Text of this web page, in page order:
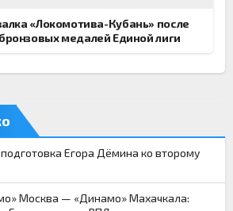
«Локомотива-Кубань» после
медалей Единой лиги
Егора Дёмина ко второму
Москва — «Динамо» Махачкала: